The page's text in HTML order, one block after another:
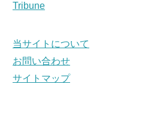
Tribune
当サイトについて
お問い合わせ
サイトマップ